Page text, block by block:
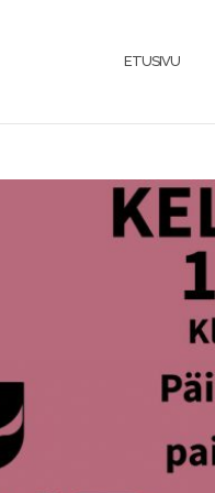
ETUSIVU